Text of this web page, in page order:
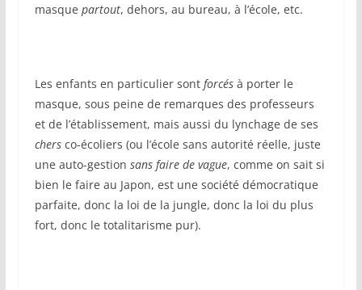
masque partout, dehors, au bureau, à l’école, etc.
Les enfants en particulier sont forcésà porter le
masque, sous peine de remarques des professeurs
et de l’établissement, mais aussi du lynchage de ses
chersco-écoliers (ou l’école sans autorité réelle, juste
une auto-gestion sans faire de vague, comme on sait si
bien le faire au Japon, est une société démocratique
parfaite, donc la loi de la jungle, donc la loi du plus
fort, donc le totalitarisme pur).